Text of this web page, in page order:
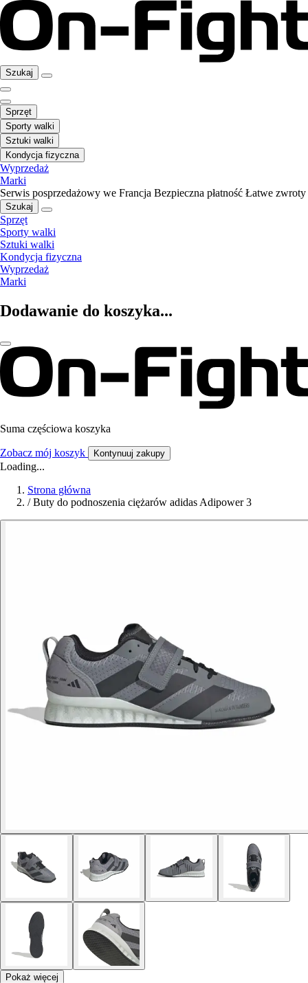
Szukaj
Sprzęt
Sporty walki
Sztuki walki
Kondycja fizyczna
Wyprzedaż
Marki
Serwis posprzedażowy we Francja Bezpieczna płatność Łatwe zwroty
Szukaj
Sprzęt
Sporty walki
Sztuki walki
Kondycja fizyczna
Wyprzedaż
Marki
Dodawanie do koszyka...
Suma częściowa koszyka
Zobacz mój koszyk Kontynuuj zakupy
Loading...
Strona główna
/ Buty do podnoszenia ciężarów adidas Adipower 3
Pokaż więcej